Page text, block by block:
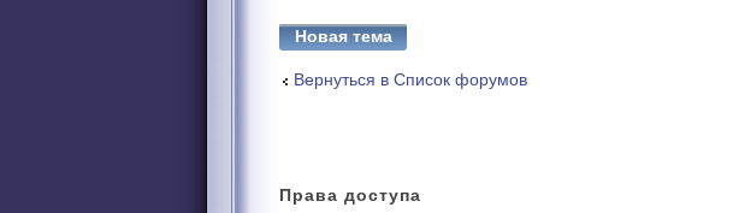
Новая тема
Вернуться в Список форумов
Права доступа